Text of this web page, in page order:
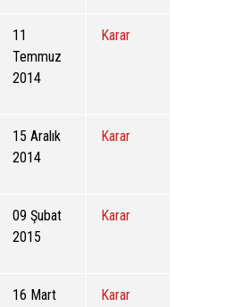
11
Temmuz
2014
Karar
15 Aralık
2014
Karar
09 Şubat
2015
Karar
16 Mart
Karar